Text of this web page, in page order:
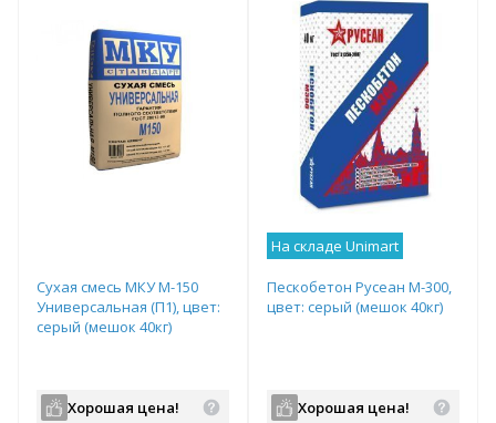
Сухая смесь МКУ М-150
Универсальная (П1), цвет:
серый (мешок 40кг)
Хорошая цена!
На складе Unimart
Пескобетон Русеан М-300,
цвет: серый (мешок 40кг)
Хорошая цена!